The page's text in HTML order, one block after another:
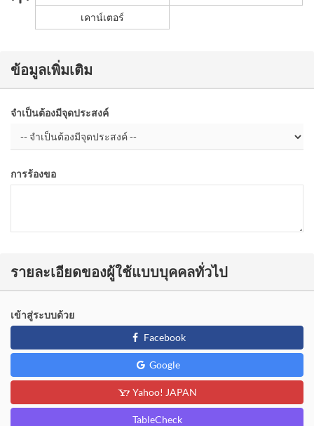
เคาน์เตอร์
ข้อมูลเพิ่มเติม
จำเป็นต้องมีจุดประสงค์
การร้องขอ
รายละเอียดของผู้ใช้แบบบุคคลทั่วไป
เข้าสู่ระบบด้วย
Facebook
Google
Yahoo! JAPAN
TableCheck